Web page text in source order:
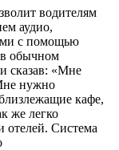
водителям
аудио,
с помощью
обычном
сказав: «Мне
нужно
кафе,
же легко
отелей. Система